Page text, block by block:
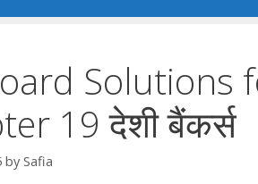
Solutions
19 देशी बैंकर्स
by Safia